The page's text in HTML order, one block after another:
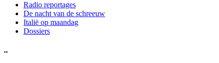
Radio reportages
De nacht van de schreeuw
Italië op maandag
Dossiers
..